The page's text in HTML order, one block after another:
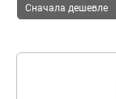
Сначала дешевле